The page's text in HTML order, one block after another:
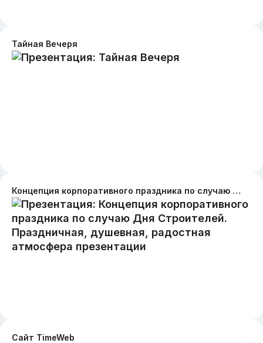
Тайная Вечеря
Концепция корпоративного праздника по случаю Дня Строителей. Праздничная, душевная, радостная атмосфера презентации
Сайт TimeWeb